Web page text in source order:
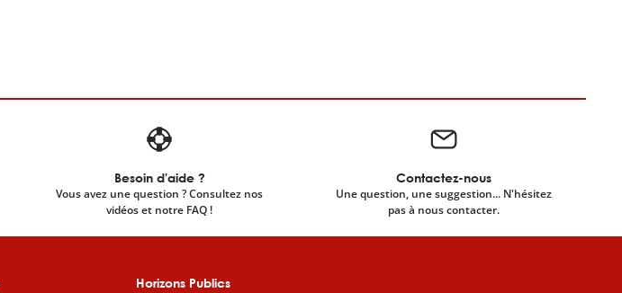
Besoin d'aide ?
Vous avez une question ? Consultez nos
vidéos et notre FAQ !
Contactez-nous
Une question, une suggestion... N'hésitez
pas à nous contacter.
Horizons Publics